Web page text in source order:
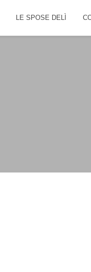
LE SPOSE DELÌ